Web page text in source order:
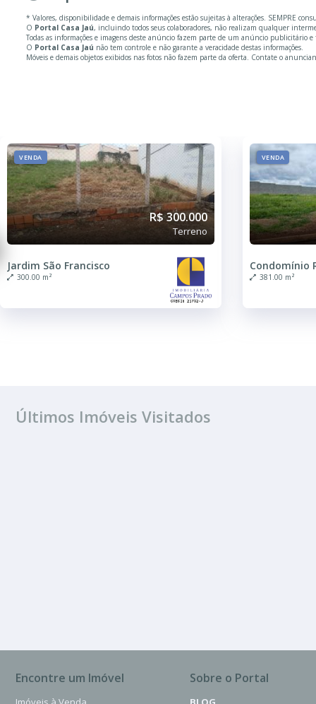
* Valores, disponibilidade e demais informações estão sujeitas à alterações. SEMPRE
O Portal Casa Jaú, incluindo todos seus colaboradores, não realizam qualquer
Todas as informações e imagens deste anúncio fazem parte de um anúncio publicitário
O Portal Casa Jaú não tem controle e não garante a veracidade destas informações.
Móveis e demais objetos exibidos nas fotos não fazem parte da oferta. Contate o
VENDA
R$ 300.000
Terreno
Jardim São Francisco
300.00 m²
VENDA
381.00 m²
Últimos Imóveis Visitados
Encontre um Imóvel Sobre o Portal